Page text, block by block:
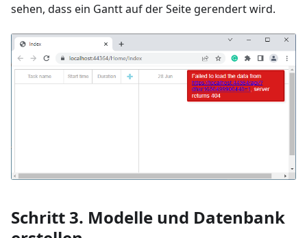
sehen, dass ein Gantt auf der Seite gerendert wird.
Schritt 3. Modelle und Datenbank